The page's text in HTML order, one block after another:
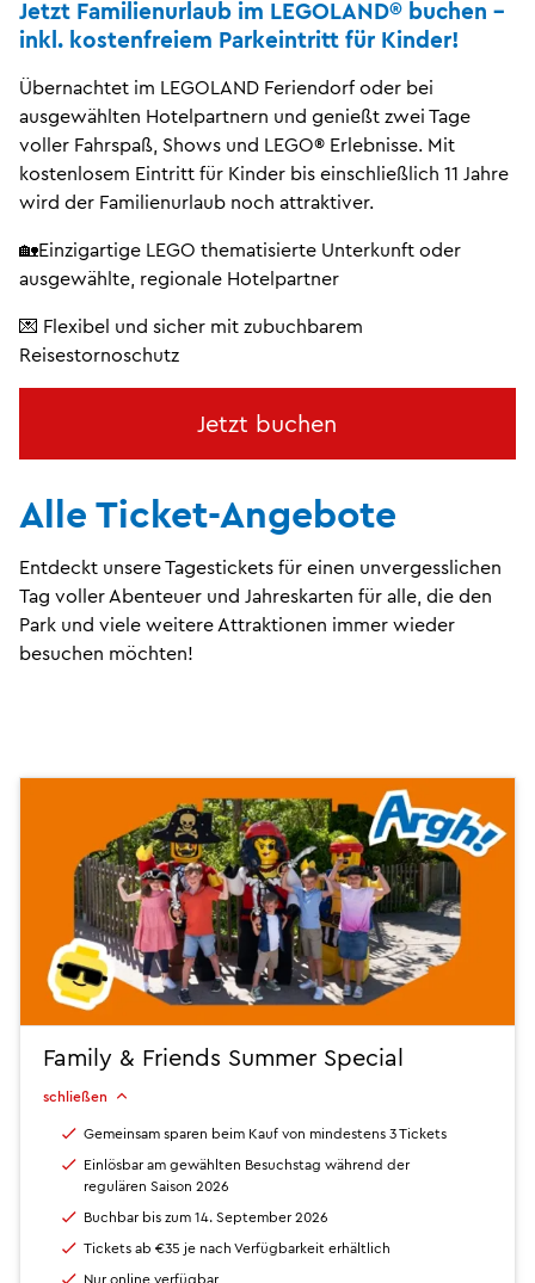
Jetzt Familienurlaub im LEGOLAND® buchen -
inkl. kostenfreiem Parkeintritt für Kinder!
Übernachtet im LEGOLAND Feriendorf oder bei
ausgewählten Hotelpartnern und genießt zwei Tage
voller Fahrspaß, Shows und LEGO® Erlebnisse. Mit
kostenlosem Eintritt für Kinder bis einschließlich 11 Jahre
wird der Familienurlaub noch attraktiver.
🏡Einzigartige LEGO thematisierte Unterkunft oder
ausgewählte, regionale Hotelpartner
💌 Flexibel und sicher mit zubuchbarem
Reisestornoschutz
Jetzt buchen
Alle Ticket-Angebote
Entdeckt unsere Tagestickets für einen unvergesslichen
Tag voller Abenteuer und Jahreskarten für alle, die den
Park und viele weitere Attraktionen immer wieder
besuchen möchten!
Family & Friends Summer Special
schließen
Gemeinsam sparen beim Kauf von mindestens 3 Tickets
Einlösbar am gewählten Besuchstag während der
regulären Saison 2026
Buchbar bis zum 14. September 2026
Tickets ab €35 je nach Verfügbarkeit erhältlich
Nur online verfügbar